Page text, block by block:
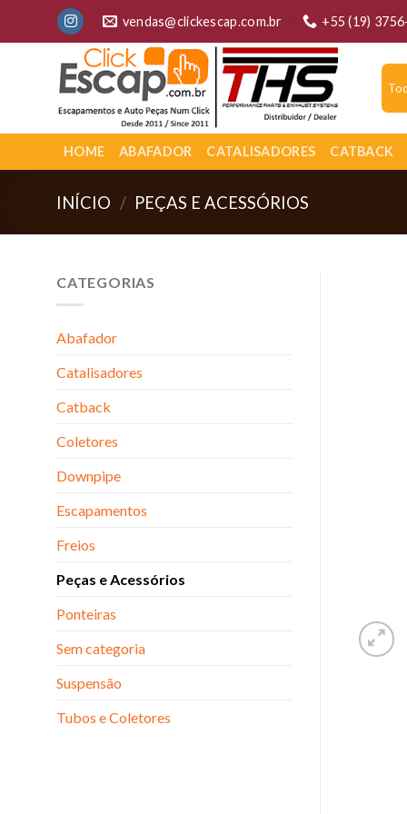
vendas@clickescap.com.br +55 (19)
HOME ABAFADOR CATALISADORES CATBACK
INÍCIO / PEÇAS E ACESSÓRIOS
CATEGORIAS
Abafador
Catalisadores
Catback
Coletores
Downpipe
Escapamentos
Freios
Peças e Acessórios
Ponteiras
Sem categoria
Suspensão
Tubos e Coletores